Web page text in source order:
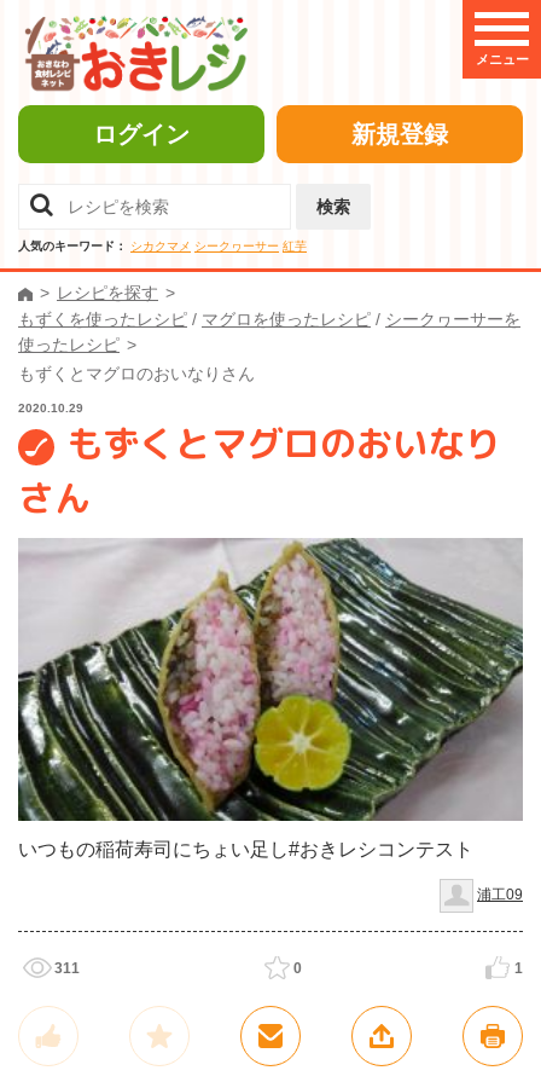
メニュー
ログイン 新規登録
検索
人気のキーワード： シカクマメ シークヮーサー 紅芋
レシピを探す
もずくを使ったレシピ / マグロを使ったレシピ / シークヮーサーを
使ったレシピ
もずくとマグロのおいなりさん
2020.10.29
もずくとマグロのおいなり
さん
いつもの稲荷寿司にちょい足し#おきレシコンテスト
浦工09
311 0 1